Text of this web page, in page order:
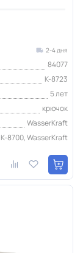
2-4 дня
84077
K-8723
5 лет
крючок
WasserKraft
8700, WasserKraft